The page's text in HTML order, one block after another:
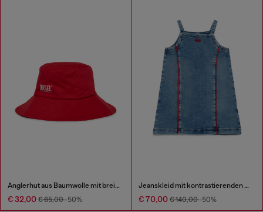
Anglerhut aus Baumwolle mit breiter Krempe
€ 32,00 € 65,00-50%
Jeanskleid mit kontrastierenden Paspeln
€ 70,00 € 140,00-50%